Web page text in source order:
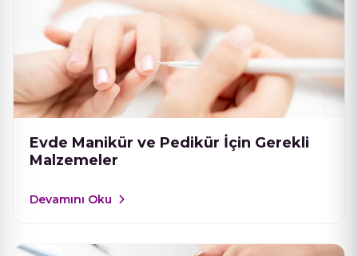
Evde Manikür ve Pedikür İçin Gerekli
Malzemeler
Devamını Oku